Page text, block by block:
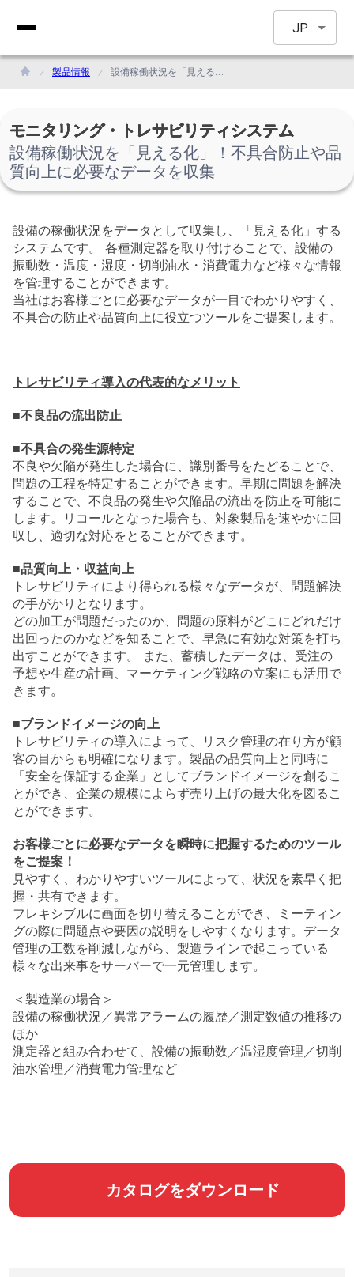
JP
製品情報 設備稼働状況を「見える化」！不具合防止や品質向上に必要なデータを収集
モニタリング・トレサビリティシステム
設備稼働状況を「見える化」！不具合防止や品
質向上に必要なデータを収集
設備の稼働状況をデータとして収集し、「見える化」する
システムです。 各種測定器を取り付けることで、設備の
振動数・温度・湿度・切削油水・消費電力など様々な情報
を管理することができます。
当社はお客様ごとに必要なデータが一目でわかりやすく、
不具合の防止や品質向上に役立つツールをご提案します。
トレサビリティ導入の代表的なメリット
■不良品の流出防止
■不具合の発生源特定
不良や欠陥が発生した場合に、識別番号をたどることで、
問題の工程を特定することができます。早期に問題を解決
することで、不良品の発生や欠陥品の流出を防止を可能に
します。リコールとなった場合も、対象製品を速やかに回
収し、適切な対応をとることができます。
■品質向上・収益向上
トレサビリティにより得られる様々なデータが、問題解決
の手がかりとなります。
どの加工が問題だったのか、問題の原料がどこにどれだけ
出回ったのかなどを知ることで、早急に有効な対策を打ち
出すことができます。 また、蓄積したデータは、受注の
予想や生産の計画、マーケティング戦略の立案にも活用で
きます。
■ブランドイメージの向上
トレサビリティの導入によって、リスク管理の在り方が顧
客の目からも明確になります。製品の品質向上と同時に
「安全を保証する企業」としてブランドイメージを創るこ
とができ、企業の規模によらず売り上げの最大化を図るこ
とができます。
お客様ごとに必要なデータを瞬時に把握するためのツール
をご提案！
見やすく、わかりやすいツールによって、状況を素早く把
握・共有できます。
フレキシブルに画面を切り替えることができ、ミーティン
グの際に問題点や要因の説明をしやすくなります。データ
管理の工数を削減しながら、製造ラインで起こっている
様々な出来事をサーバーで一元管理します。
＜製造業の場合＞
設備の稼働状況／異常アラームの履歴／測定数値の推移の
ほか
測定器と組み合わせて、設備の振動数／温湿度管理／切削
油水管理／消費電力管理など
カタログをダウンロード